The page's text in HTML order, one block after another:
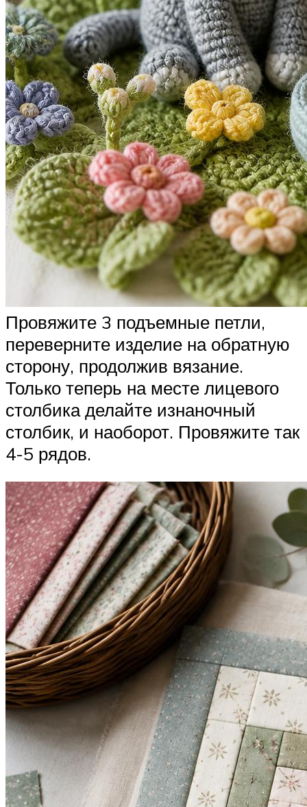
Провяжите 3 подъемные петли,
переверните изделие на обратную
сторону, продолжив вязание.
Только теперь на месте лицевого
столбика делайте изнаночный
столбик, и наоборот. Провяжите так
4-5 рядов.